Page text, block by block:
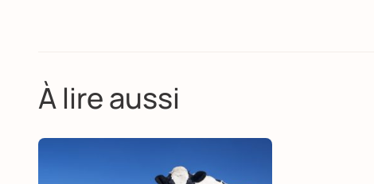
À lire aussi